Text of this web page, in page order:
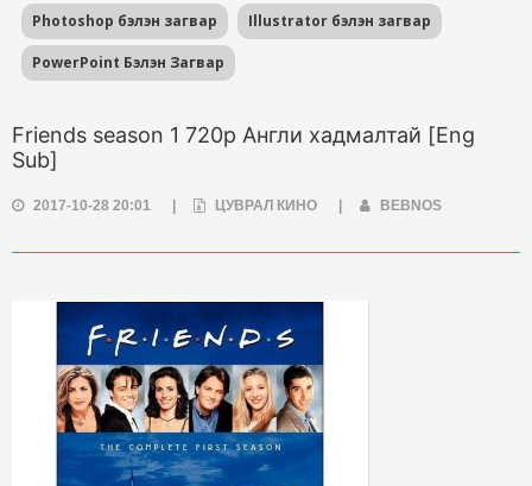
Photoshop бэлэн загвар Illustrator бэлэн загвар
PowerPoint Бэлэн Загвар
Friends season 1 720p Англи хадмалтай [Eng
Sub]
2017-10-28 20:01 ЦУВРАЛ КИНО BEBNOS